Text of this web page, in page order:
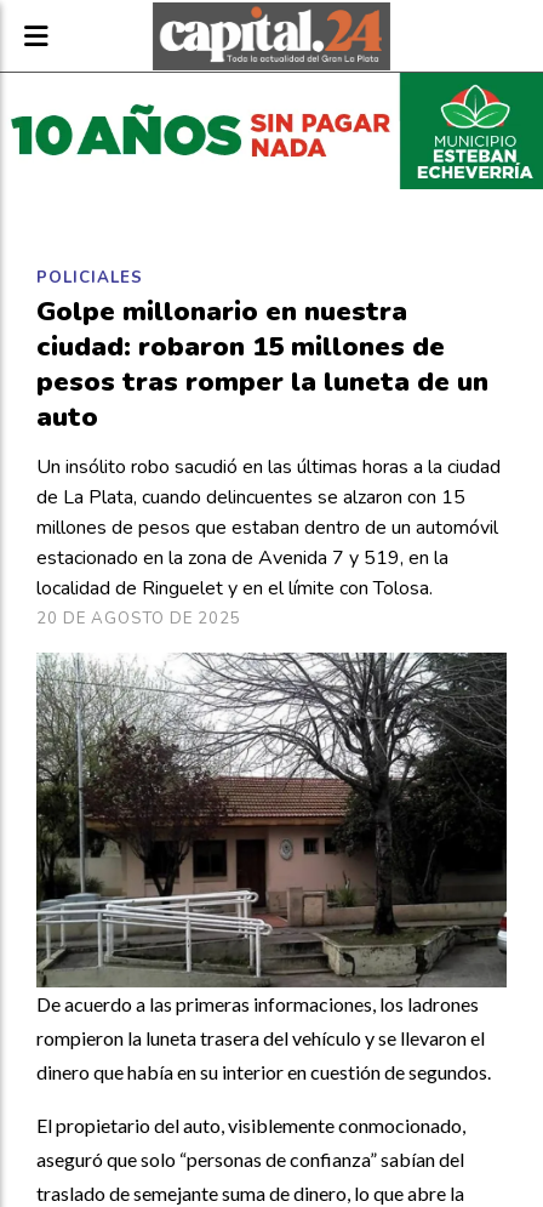
Golpe millonario en nuestra
ciudad: robaron 15 millones de
pesos tras romper la luneta de un
auto
Un insólito robo sacudió en las últimas horas a la ciudad
de La Plata, cuando delincuentes se alzaron con 15
millones de pesos que estaban dentro de un automóvil
estacionado en la zona de Avenida 7 y 519, en la
localidad de Ringuelet y en el límite con Tolosa.
POLICIALES
20 DE AGOSTO DE 2025
De acuerdo a las primeras informaciones, los ladrones
rompieron la luneta trasera del vehículo y se llevaron el
dinero que había en su interior en cuestión de segundos.
El propietario del auto, visiblemente conmocionado,
aseguró que solo “personas de confianza” sabían del
traslado de semejante suma de dinero, lo que abre la